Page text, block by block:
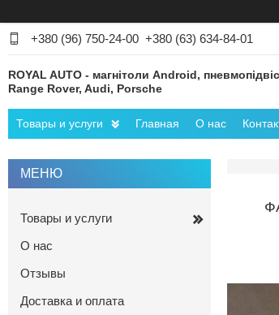
+380 (96) 750-24-00 +380 (63) 634-84-01
ROYAL AUTO - магнітоли Android,
Range Rover, Audi, Porsche
Товары и услуги Главная О нас
Товары и услуги
О нас
Отзывы
Доставка и оплата